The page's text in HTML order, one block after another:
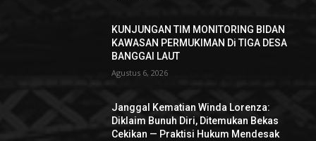
KUNJUNGAN TIM MONITORING BIDAN
KAWASAN PERMUKIMAN Di TIGA DESA
BANGGAI LAUT
Agustus 6, 2026
Janggal Kematian Winda Lorenza:
Diklaim Bunuh Diri, Ditemukan Bekas
Cekikan — Praktisi Hukum Mendesak